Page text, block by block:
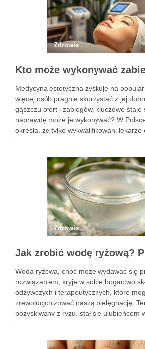
Zdrowie
Medycyna estetyczna zyskuje na
więcej osób pragnie skorzystać z jej
gąszczu ofert i zabiegów, kluczowe staje
naprawdę może je wykonywać? W
określa, że tylko wykwalifikowani lekarze
przeprowadzać zabiegi medycyny
Zdrowie
Woda ryżowa, choć może wydawać się
rozwiązaniem, kryje w sobie bogactwo
odżywczych i terapeutycznych, które
zrewolucjonizować naszą pielęgnację.
pozyskiwany z ryżu, stał się ulubieńcem
dbających o zdrowie włosów oraz
dostępna dla …